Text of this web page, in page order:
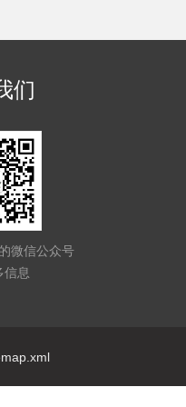
们
微信公众号
信息